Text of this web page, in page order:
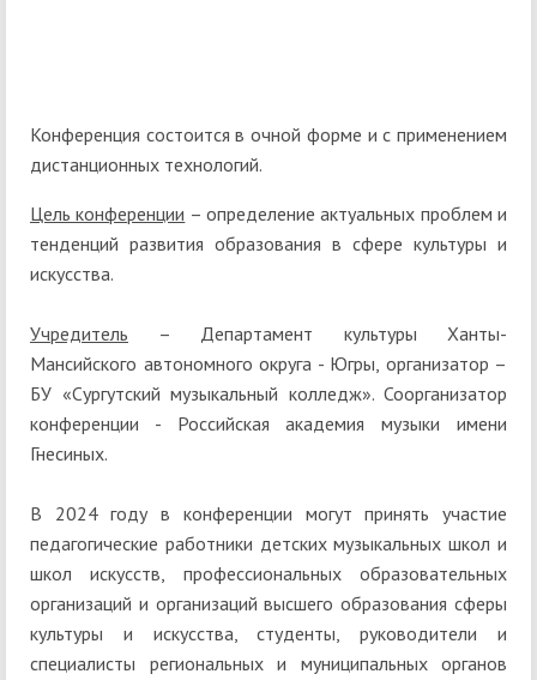
Конференция состоится в очной форме и с применением
дистанционных технологий.
Цель конференции – определение актуальных проблем и
тенденций развития образования в сфере культуры и
искусства.
Учредитель – Департамент культуры Ханты-
Мансийского автономного округа - Югры, организатор –
БУ «Сургутский музыкальный колледж». Соорганизатор
конференции - Российская академия музыки имени
Гнесиных.
В 2024 году в конференции могут принять участие
педагогические работники детских музыкальных школ и
школ искусств, профессиональных образовательных
организаций и организаций высшего образования сферы
культуры и искусства, студенты, руководители и
специалисты региональных и муниципальных органов